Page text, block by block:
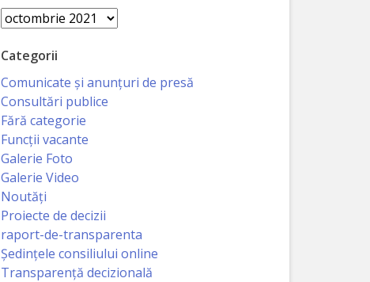
Arhive
Categorii
Comunicate și anunțuri de presă
Consultări publice
Fără categorie
Funcții vacante
Galerie Foto
Galerie Video
Noutăți
Proiecte de decizii
raport-de-transparenta
Ședințele consiliului online
Transparență decizională